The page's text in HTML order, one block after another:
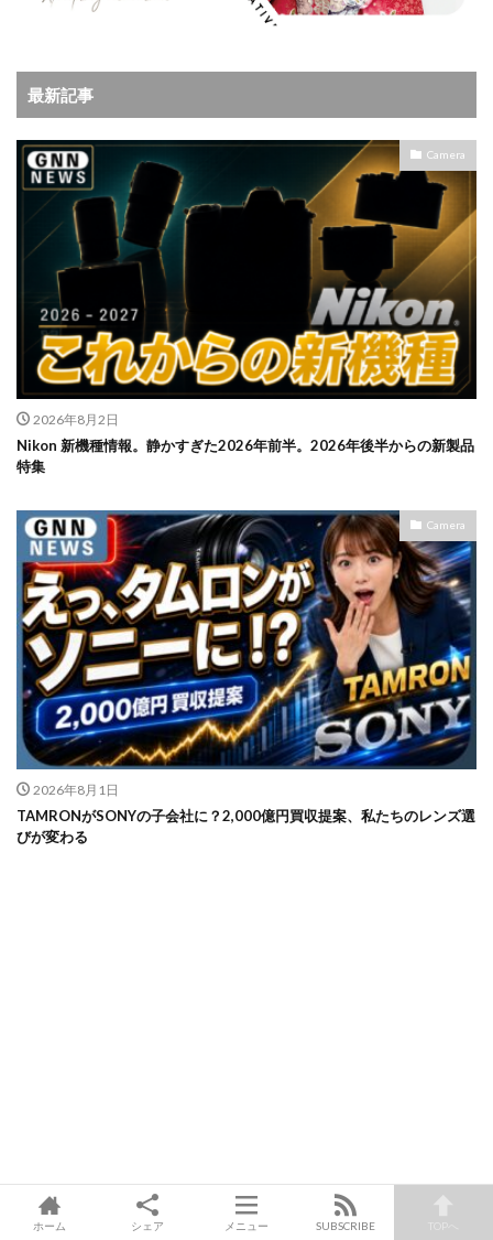
最新記事
Camera
2026年8月2日
Nikon 新機種情報。静かすぎた2026年前半。2026年後半からの新製品
特集
Camera
2026年8月1日
TAMRONがSONYの子会社に？2,000億円買収提案、私たちのレンズ選
びが変わる
ホーム シェア メニュー SUBSCRIBE